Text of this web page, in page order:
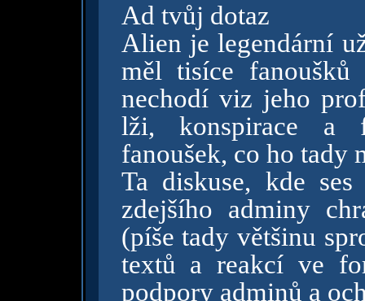
Ad tvůj dotaz
Alien je legendární
měl tisíce
nechodí viz jeho
lži, konspirace a
fanoušek, co ho tady
Ta diskuse, kde
zdejšího adminy
(píše tady většinu
textů a reakcí ve
podpory adminů a